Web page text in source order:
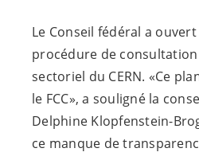
Le Conseil fédéral a
procédure de
sectoriel du CERN. «Ce
le FCC», a souligné la
Delphine Klopfenstein-
ce manque de